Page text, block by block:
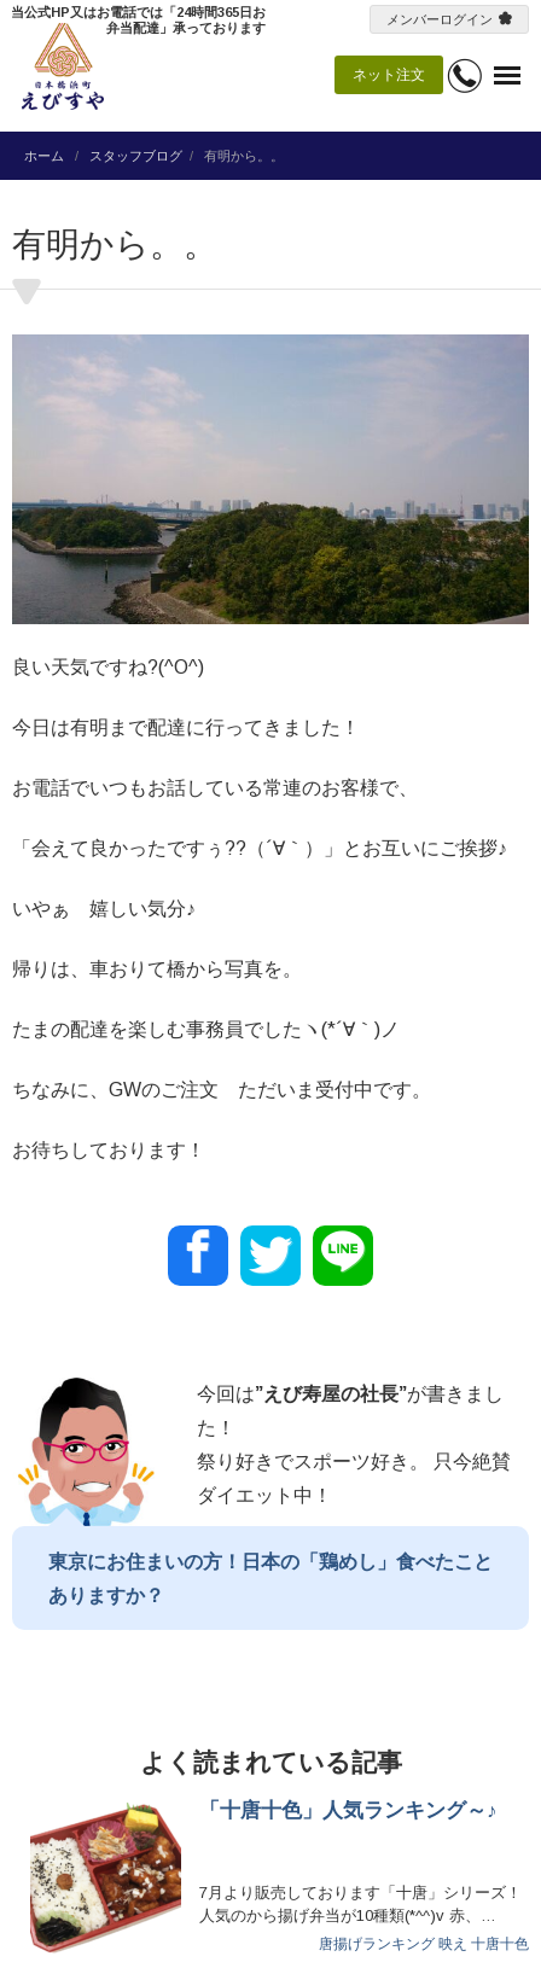
ネット注文
当公式HP又はお電話では「24時間365日お
弁当配達」承っております
メンバーログイン
ホーム スタッフブログ 有明から。。
有明から。。
良い天気ですね?(^O^)
今日は有明まで配達に行ってきました！
お電話でいつもお話している常連のお客様で、
「会えて良かったですぅ??（´∀｀）」とお互いにご挨拶♪
いやぁ 嬉しい気分♪
帰りは、車おりて橋から写真を。
たまの配達を楽しむ事務員でしたヽ(*´∀｀)ノ
ちなみに、GWのご注文 ただいま受付中です。
お待ちしております！
今回は”えび寿屋の社長”が書きまし
た！
祭り好きでスポーツ好き。 只今絶賛
ダイエット中！
東京にお住まいの方！日本の「鶏めし」食べたこと
ありますか？
よく読まれている記事
「十唐十色」人気ランキング～♪
7月より販売しております「十唐」シリーズ！
人気のから揚げ弁当が10種類(*^^)v 赤、…
唐揚げランキング 映え 十唐十色